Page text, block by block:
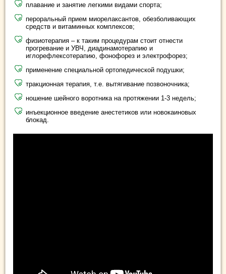
плавание и занятие легкими видами спорта;
пероральный прием миорелаксантов, обезболивающих
средств и витаминных комплексов;
физиотерапия – к таким процедурам стоит отнести
прогревание и УВЧ, диадинамотерапию и
иглорефлексотерапию, фонофорез и электрофорез;
применение специальной ортопедической подушки;
тракционная терапия, т.е. вытягивание позвоночника;
ношение шейного воротника на протяжении 1-3 недель;
инъекционное введение анестетиков или новокаиновых
блокад.